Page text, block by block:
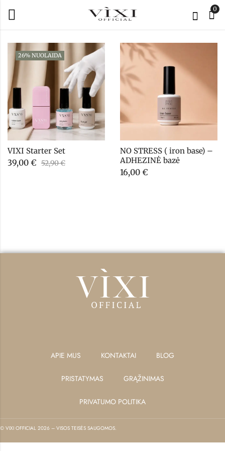
0
26% NUOLAIDA
VIXI Starter Set
39,00 € 52,90€
NO STRESS ( iron base) –
ADHEZINĖ bazė
16,00 €
APIE MUS KONTAKTAI BLOG
PRISTATYMAS GRĄŽINIMAS
PRIVATUMO POLITIKA
© VIXI OFFICIAL 2026 – VISOS TEISĖS SAUGOMOS.